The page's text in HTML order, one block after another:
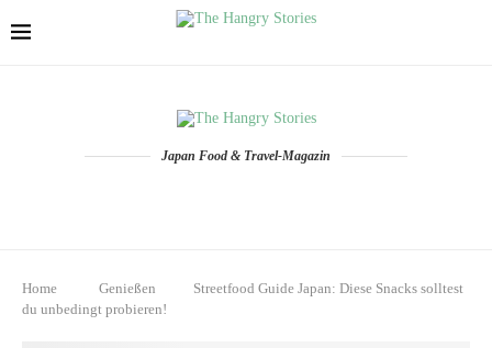
Japan Food & Travel-Magazin
Home Genießen
Streetfood Guide Japan: Diese Snacks solltest
du unbedingt probieren!